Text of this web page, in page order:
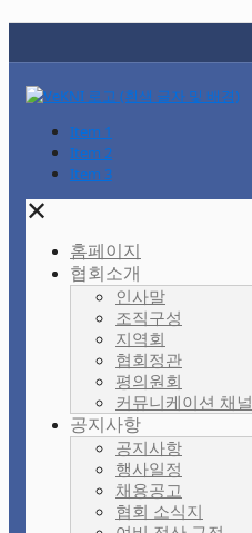
Item 1
Item 2
Item 3
✕
홈페이지
협회소개
인사말
조직구성
지역회
협회정관
평의원회
커뮤니케이션 채널
공지사항
공지사항
행사일정
채용공고
협회 소식지